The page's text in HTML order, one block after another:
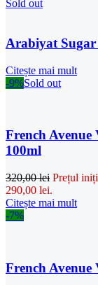
Sold out
Arabiyat
Citește mai mult
-9%Sold out
French Avenue
100ml
320,00lei Prețul
290,00 lei.
Citește mai mult
-7%
French Avenue